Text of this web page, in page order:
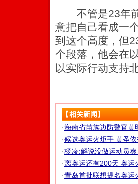
不管是23年前
意把自己看成一
到这个高度，但
个段落，他会在
以实际行动支持
【相关新闻】
·海南省苗族边防警官黄
·候选奥运火炬手 黄圣
·杨凌:解说没做运动员
·离奥运还有200天 奥运
·青岛首批联想提名奥运